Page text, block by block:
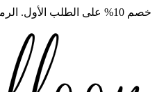
خصم 10% على الطلب الأول. الرمز: